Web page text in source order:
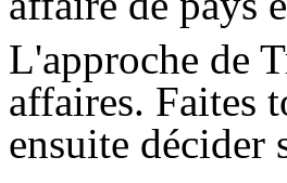
L'approche de
affaires. Faites
ensuite décider